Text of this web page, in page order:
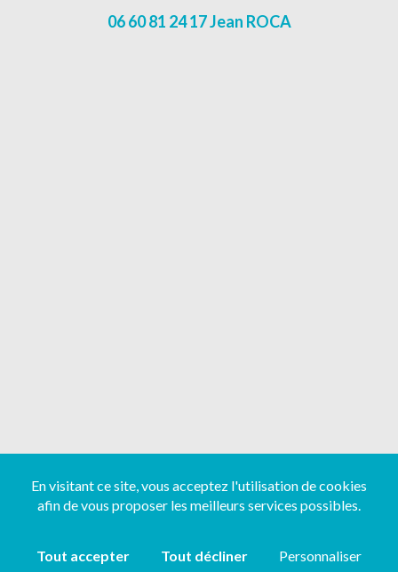
06 60 81 24 17 Jean ROCA
Copyright ©2026
En visitant ce site, vous acceptez l'utilisation de cookies
afin de vous proposer les meilleurs services possibles.
Tout accepter Tout décliner Personnaliser